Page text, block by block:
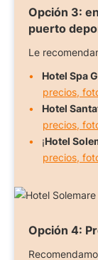
Opción 3:
puerto
Le
Hotel Spa
precios,
Hotel
precios,
¡Hotel
precios,
Opción 4: